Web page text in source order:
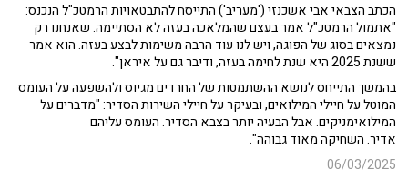
הכתב הצבאי אבי אשכנזי ('מעריב') התייסח להתבטאויות הרמטכ"ל הנכנס:
"אתמול הרמטכ"ל אמר בעצם שהמלאכה בעזה לא הסתיימה. שאנחנו רק
נמצאים בסוג של הפוגה, ויש לנו עוד הרבה משימות לבצע בעזה. הוא אמר
ששנת 2025 היא שנת לחימה בעזה, ודיבר גם על איראן".
בהמשך התייחס לנושא ההשתמטות של החרדים מגיוס ולהשפעה על העומס
המוטל על חיילי המילואים, ובעיקר על חיילי השירות הסדיר: "מדברים על
המילואימניקים. אבל הבעיה יותר בצבא הסדיר. העומס עליהם
אדיר. השחיקה מאוד גבוהה".
06/03/2025